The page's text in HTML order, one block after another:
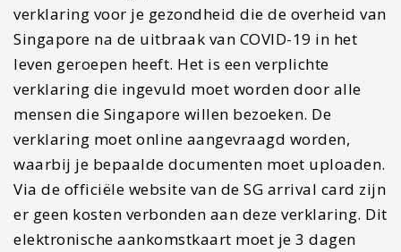
verklaring voor je gezondheid die de overheid van
Singapore na de uitbraak van COVID-19 in het
leven geroepen heeft. Het is een verplichte
verklaring die ingevuld moet worden door alle
mensen die Singapore willen bezoeken. De
verklaring moet online aangevraagd worden,
waarbij je bepaalde documenten moet uploaden.
Via de officiële website van de SG arrival card zijn
er geen kosten verbonden aan deze verklaring. Dit
elektronische aankomstkaart moet je 3 dagen